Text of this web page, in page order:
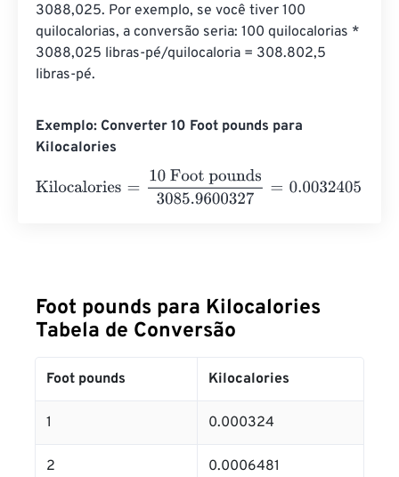
3088,025. Por exemplo, se você tiver 100
quilocalorias, a conversão seria: 100 quilocalorias *
3088,025 libras-pé/quilocaloria = 308.802,5
libras-pé.
Exemplo: Converter 10 Foot pounds para
Kilocalories
Kilocalories
10 Foot pounds3085.9600327=0.0032405
Foot pounds para Kilocalories
Tabela de Conversão
Foot pounds Kilocalories
1 0.000324
2 0.0006481